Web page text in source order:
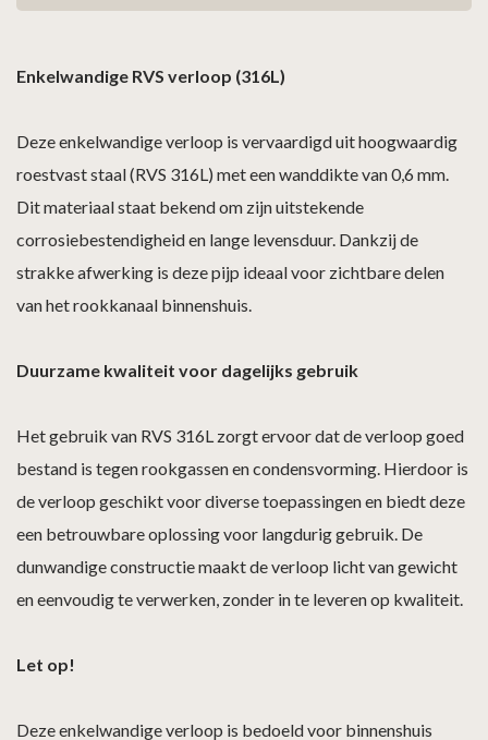
Enkelwandige RVS verloop (316L)
Deze enkelwandige verloop is vervaardigd uit hoogwaardig
roestvast staal (RVS 316L) met een wanddikte van 0,6 mm.
Dit materiaal staat bekend om zijn uitstekende
corrosiebestendigheid en lange levensduur. Dankzij de
strakke afwerking is deze pijp ideaal voor zichtbare delen
van het rookkanaal binnenshuis.
Duurzame kwaliteit voor dagelijks gebruik
Het gebruik van RVS 316L zorgt ervoor dat de verloop goed
bestand is tegen rookgassen en condensvorming. Hierdoor is
de verloop geschikt voor diverse toepassingen en biedt deze
een betrouwbare oplossing voor langdurig gebruik. De
dunwandige constructie maakt de verloop licht van gewicht
en eenvoudig te verwerken, zonder in te leveren op kwaliteit.
Let op!
Deze enkelwandige verloop is bedoeld voor binnenshuis